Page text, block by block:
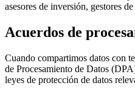
asesores de inversión, gestores
Acuerdos de
Cuando compartimos datos con
de Procesamiento de Datos
leyes de protección de datos